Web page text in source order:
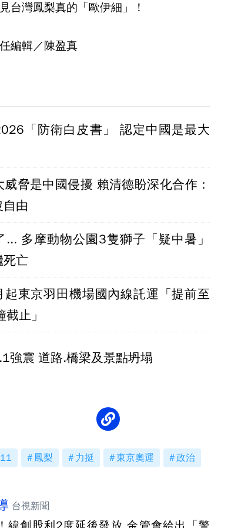
台灣鳳梨真的「歐伊細」！
編輯／陳盈真
「防衛白皮書」 認定中國是最大
脅是中國侵擾 賴清德盼深化合作：
由
... 多摩動物公園3隻獅子「疑中暑」
死亡
東京羽田機場國內線託運「提前至
止」
強震 道路.橋梁及景點坍塌
鳳梨 力挺 東京奧運 政治
台視新聞